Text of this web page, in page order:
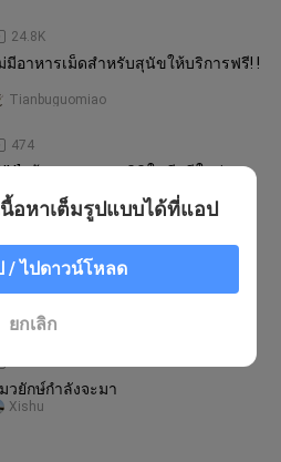
24.8K
มีอาหารเม็ดสำหรับสุนัขให้บริการฟรี! !
474
Tianbuguomiao
สร้างฉากขนาดมินิในธีมปีใหม่
ำหรับเจ้าแมวเหมียว
Xishu
งวัลพฤติกรรมสัตว์ระดับสูงสุด
ฒนาการต่อเนื่อง
mengshouxiaoz______
วยักษ์กำลังจะมา
Xishu
อหาเต็มรูปแบบได้ที่แอป
/ ไปดาวน์โหลด
ยกเลิก